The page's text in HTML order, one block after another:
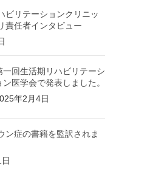
ビリテーションクリニッ
責任者インタビュー
一回生活期リハビリテーシ
ン医学会で発表しました。
年2月4日
ン症の書籍を監訳されま